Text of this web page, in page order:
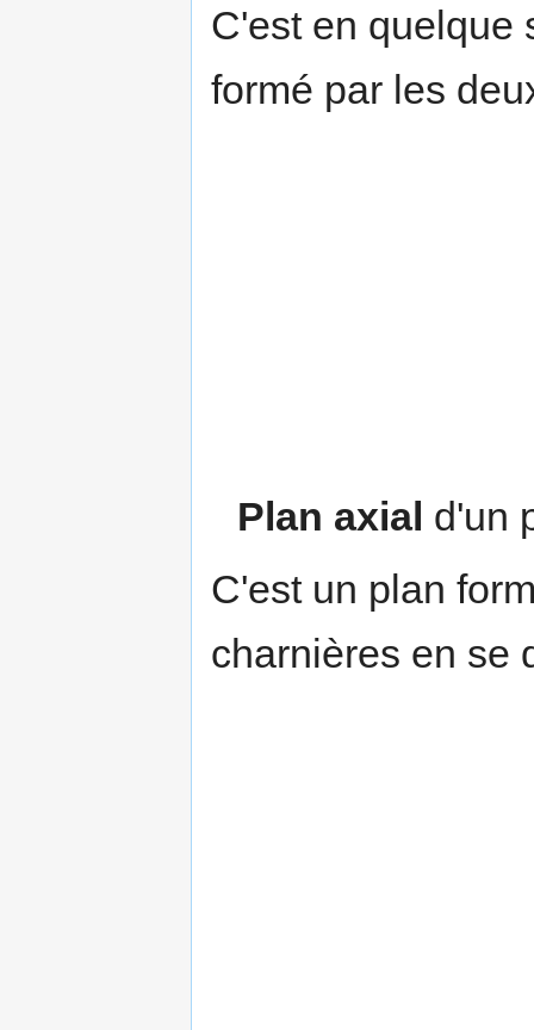
C'est en quelque
formé par les
Plan axial d'un
C'est un plan
charnières en se